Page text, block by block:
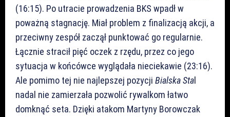
(16:15). Po utracie prowadzenia BKS wpadł w
poważną stagnację. Miał problem z finalizacją akcji, a
przeciwny zespół zaczął punktować go regularnie.
Łącznie stracił pięć oczek z rzędu, przez co jego
sytuacja w końcówce wyglądała nieciekawie (23:16).
Ale pomimo tej nie najlepszej pozycji Bialska Stal
nadal nie zamierzała pozwolić rywalkom łatwo
domknąć seta. Dzięki atakom Martyny Borowczak